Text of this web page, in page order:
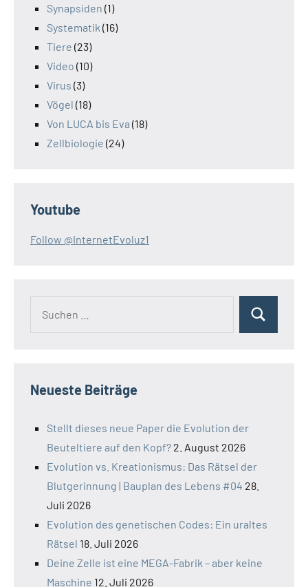
Synapsiden (1)
Systematik (16)
Tiere (23)
Video (10)
Virus (3)
Vögel (18)
Von LUCA bis Eva (18)
Zellbiologie (24)
Youtube
Follow @InternetEvoluz1
Suchen
Neueste Beiträge
Stellt dieses neue Paper die Evolution der
Beuteltiere auf den Kopf? 2. August 2026
Evolution vs. Kreationismus: Das Rätsel der
Blutgerinnung | Bauplan des Lebens #04 28.
Juli 2026
Evolution des genetischen Codes: Ein uraltes
Rätsel 18. Juli 2026
Deine Zelle ist eine MEGA-Fabrik – aber keine
Maschine 12. Juli 2026